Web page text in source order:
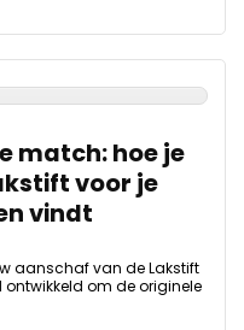
match: hoe je
voor je
vindt
aanschaf van de Lakstift
om de originele